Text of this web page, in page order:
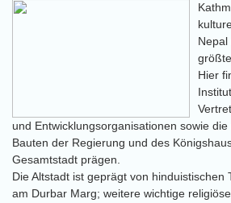
Nepal
Hier
und Entwicklungsorganisationen sowie
Bauten der Regierung und des
Gesamtstadt prägen.
Die Altstadt ist geprägt von hinduistischen
am Durbar Marg; weitere wichtige